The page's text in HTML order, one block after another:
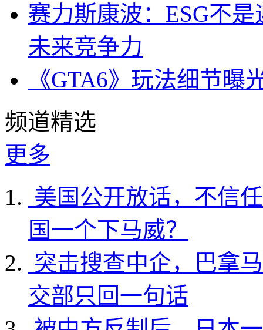
赛力斯康波：ESG不
未来竞争力
《GTA6》玩法细节
频道精选
更多
美国公开放话，不信
国一个下马威？
突击搜查中企，巴拿
交部只回一句话